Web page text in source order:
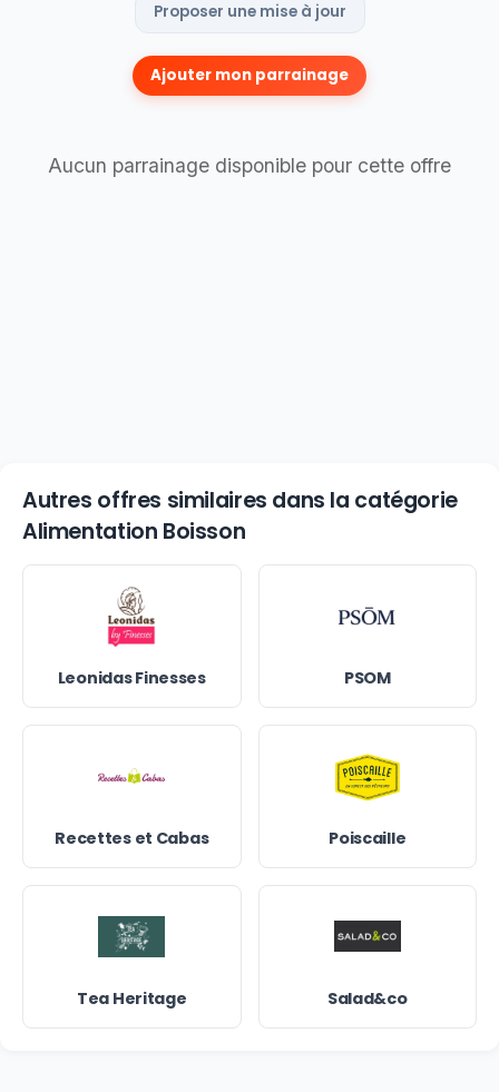
Proposer une mise à jour
Ajouter mon parrainage
Aucun parrainage disponible pour cette offre
Autres offres similaires dans la catégorie
Alimentation Boisson
Leonidas Finesses PSOM
Recettes et Cabas Poiscaille
Tea Heritage Salad&co